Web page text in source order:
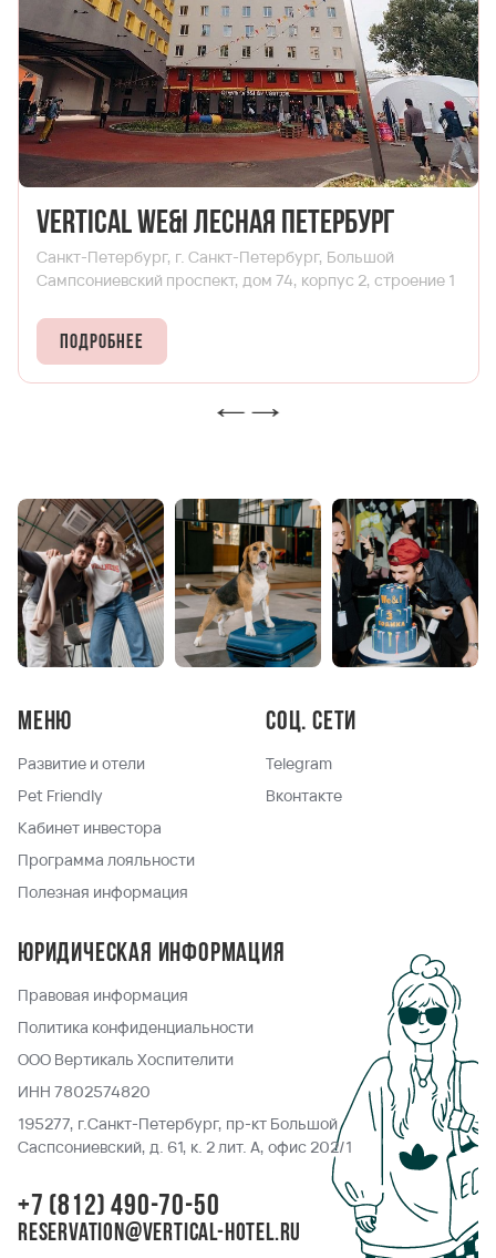
Vertical We&I Лесная Петербург
Санкт-Петербург, г. Санкт-Петербург, Большой
Сампсониевский проспект, дом 74, корпус 2, строение 1
Подробнее
Меню
Развитие и отели
Pet Friendly
Кабинет инвестора
Программа лояльности
Полезная информация
Соц. сети
Telegram
Вконтакте
Юридическая информация
Правовая информация
Политика конфиденциальности
ООО Вертикаль Хоспителити
ИНН 7802574820
195277, г.Санкт-Петербург, пр-кт Большой
Саспсониевский, д. 61, к. 2 лит. А, офис 202/1
+7 (812) 490-70-50
reservation@vertical-hotel.ru